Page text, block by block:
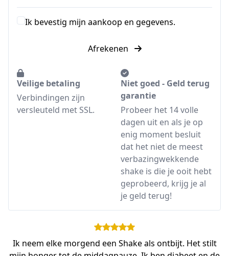
Ik bevestig mijn aankoop en gegevens.
Afrekenen
Veilige betaling
Verbindingen zijn
versleuteld met SSL.
Niet goed - Geld terug
garantie
Probeer het 14 volle
dagen uit en als je op
enig moment besluit
dat het niet de meest
verbazingwekkende
shake is die je ooit hebt
geprobeerd, krijg je al
je geld terug!
Ik neem elke morgend een Shake als ontbijt. Het stilt